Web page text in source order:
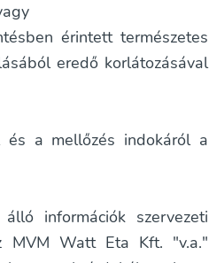
érintett természetes
eredő korlátozásával
és a mellőzés indokáról a
információk szervezeti
MVM Watt Eta Kft. "v.a."